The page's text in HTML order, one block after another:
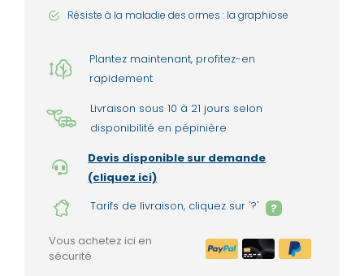
Résiste à la maladie des ormes : la graphiose
Plantez maintenant, profitez-en
rapidement
Livraison sous 10 à 21 jours selon
disponibilité en pépinière
Devis disponible sur demande
(cliquez ici)
Tarifs de livraison, cliquez sur '?'
?
Vous achetez ici en
sécurité